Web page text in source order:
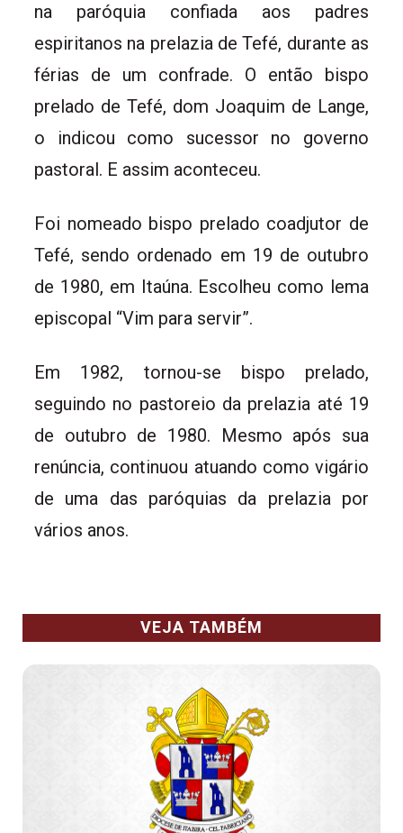
na paróquia confiada aos padres
espiritanos na prelazia de Tefé, durante as
férias de um confrade. O então bispo
prelado de Tefé, dom Joaquim de Lange,
o indicou como sucessor no governo
pastoral. E assim aconteceu.
Foi nomeado bispo prelado coadjutor de
Tefé, sendo ordenado em 19 de outubro
de 1980, em Itaúna. Escolheu como lema
episcopal “Vim para servir”.
Em 1982, tornou-se bispo prelado,
seguindo no pastoreio da prelazia até 19
de outubro de 1980. Mesmo após sua
renúncia, continuou atuando como vigário
de uma das paróquias da prelazia por
vários anos.
VEJA TAMBÉM